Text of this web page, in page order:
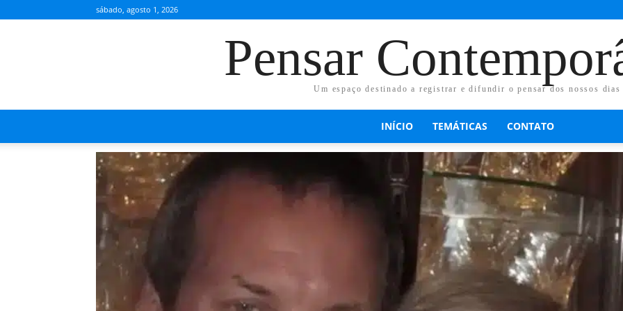
sábado, agosto 1, 2026
Pensar
Um espaço destinado a registrar e difundir o pensar dos nossos dias
INÍCIO TEMÁTICAS CONTATO